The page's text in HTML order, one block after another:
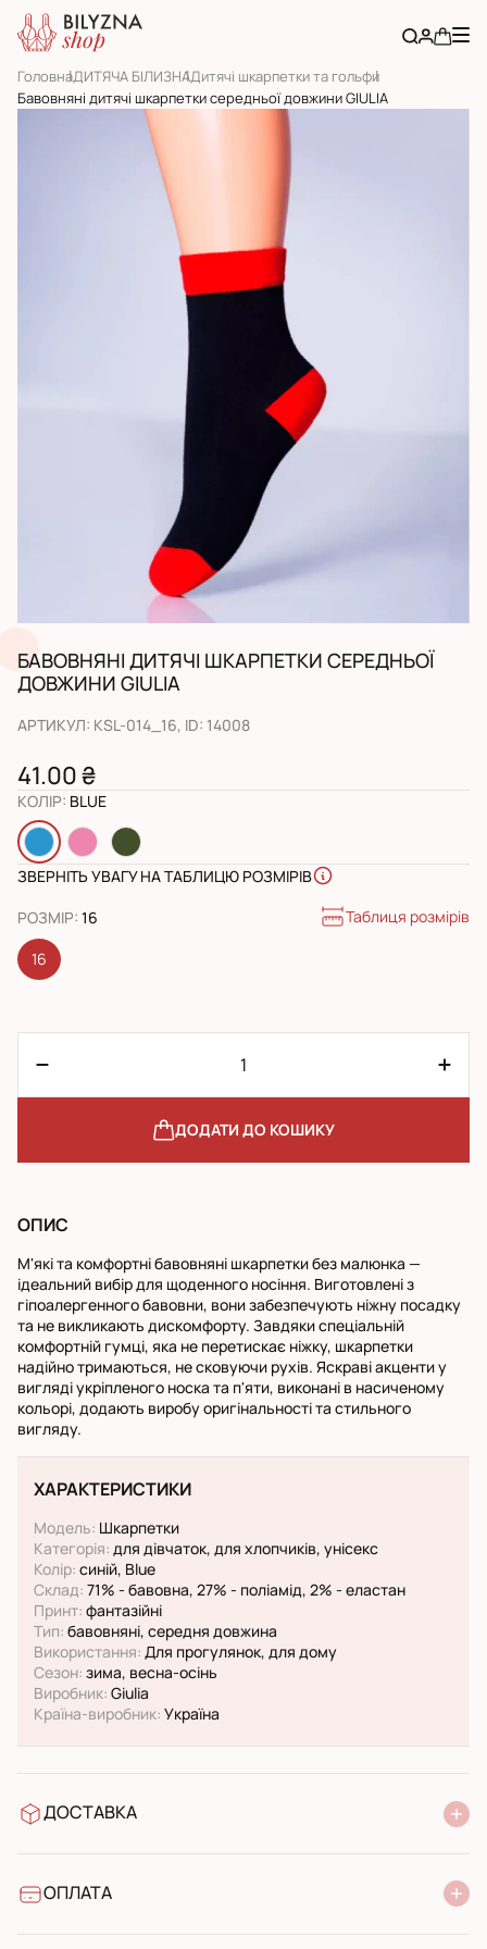
ГоловнаДИТЯЧА БІЛИЗНАДитячі шкарпетки та гольфи
Бавовняні дитячі шкарпетки середньої довжини GIULIA
БАВОВНЯНІ ДИТЯЧІ ШКАРПЕТКИ СЕРЕДНЬОЇ
ДОВЖИНИ GIULIA
АРТИКУЛ: KSL-014_16, ID: 14008
41.00 ₴
КОЛІР: BLUE
ЗВЕРНІТЬ УВАГУ НА ТАБЛИЦЮ РОЗМІРІВ
РОЗМІР: 16 Таблиця розмірів
16
ДОДАТИ ДО КОШИКУ
ОПИС
М'які та комфортні бавовняні шкарпетки без малюнка —
ідеальний вибір для щоденного носіння. Виготовлені з
гіпоалергенного бавовни, вони забезпечують ніжну посадку
та не викликають дискомфорту. Завдяки спеціальній
комфортній гумці, яка не перетискає ніжку, шкарпетки
надійно тримаються, не сковуючи рухів. Яскраві акценти у
вигляді укріпленого носка та п'яти, виконані в насиченому
кольорі, додають виробу оригінальності та стильного
вигляду.
ХАРАКТЕРИСТИКИ
Модель: Шкарпетки
Категорія: для дівчаток, для хлопчиків, унісекс
Колір: синій, Blue
Склад: 71% - бавовна, 27% - поліамід, 2% - еластан
Принт: фантазійні
Тип: бавовняні, середня довжина
Використання: Для прогулянок, для дому
Сезон: зима, весна-осінь
Виробник: Giulia
Країна-виробник: Україна
ДОСТАВКА
УкрПошта стандарт
ОПЛАТА
Банківський переказ